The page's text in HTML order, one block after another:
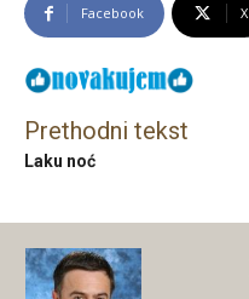
Facebook X
Prethodni tekst
Laku noć